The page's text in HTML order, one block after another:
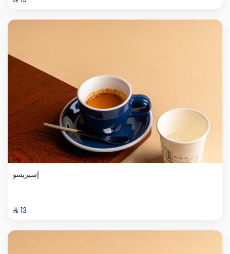
إسبريسو
⁨⁦‪‬ 13⁩